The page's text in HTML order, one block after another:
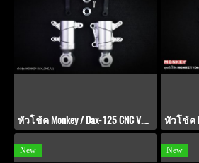
หัวโช้ค Monkey / Dax-125 CNC V.1 by KAMUI
New New